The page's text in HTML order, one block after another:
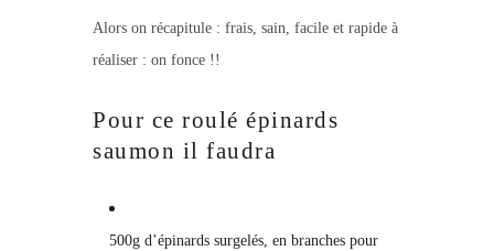
Alors on récapitule : frais, sain, facile et rapide à
réaliser : on fonce !!
Pour ce roulé épinards
saumon il faudra
500g d’épinards surgelés, en branches pour